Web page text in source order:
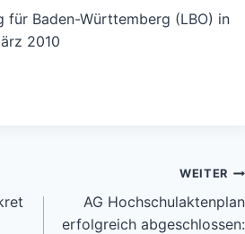
für Baden-Württemberg (LBO) in
2010
WEITER
AG Hochschulaktenplan
erfolgreich abgeschlossen: